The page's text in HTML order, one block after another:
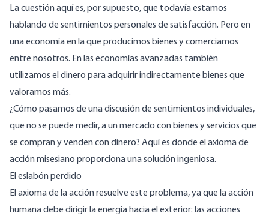
La cuestión aquí es, por supuesto, que todavía estamos
hablando de sentimientos personales de satisfacción. Pero en
una economía en la que producimos bienes y comerciamos
entre nosotros. En las economías avanzadas también
utilizamos el dinero para adquirir indirectamente bienes que
valoramos más.
¿Cómo pasamos de una discusión de sentimientos individuales,
que no se puede medir, a un mercado con bienes y servicios que
se compran y venden con dinero? Aquí es donde el axioma de
acción misesiano proporciona una solución ingeniosa.
El eslabón perdido
El axioma de la acción resuelve este problema, ya que la acción
humana debe dirigir la energía hacia el exterior: las acciones